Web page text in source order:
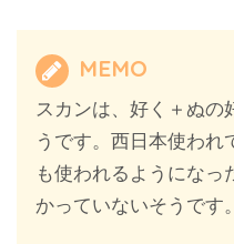
MEMO
スカンは、好く＋ぬの
うです。西日本使われ
も使われるようになっ
かっていないそうです。